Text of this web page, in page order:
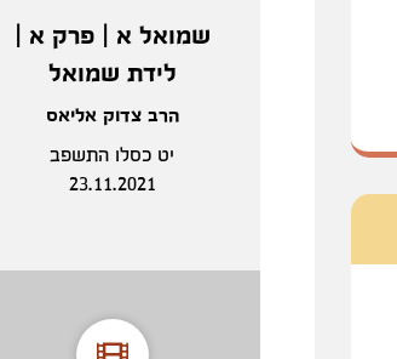
שמואל א | פרק א |
לידת שמואל
הרב צדוק אליאס
יט כסלו התשפב
23.11.2021